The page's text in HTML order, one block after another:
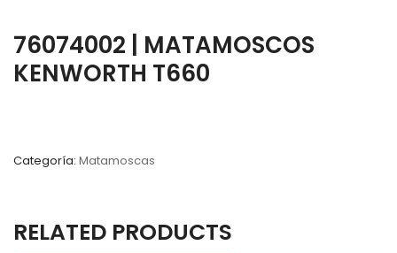
76074002 | MATAMOSCOS
KENWORTH T660
Categoría: Matamoscas
RELATED PRODUCTS